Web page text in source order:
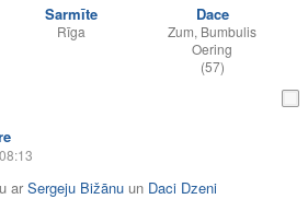
Sarmīte
Rīga
Dace
Zum, Bumbulis
Oering
(57)
arSergeju Bižānu un Daci Dzeni